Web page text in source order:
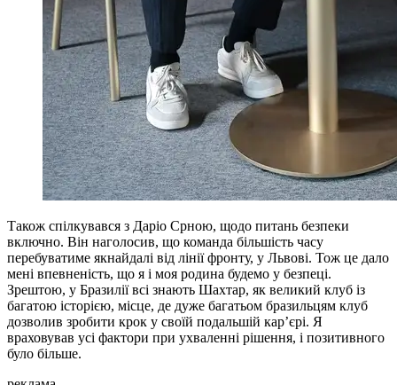
Також спілкувався з Даріо Срною, щодо питань безпеки
включно. Він наголосив, що команда більшість часу
перебуватиме якнайдалі від лінії фронту, у Львові. Тож це дало
мені впевненість, що я і моя родина будемо у безпеці.
Зрештою, у Бразилії всі знають Шахтар, як великий клуб із
багатою історією, місце, де дуже багатьом бразильцям клуб
дозволив зробити крок у своїй подальшій карʼєрі. Я
враховував усі фактори при ухваленні рішення, і позитивного
було більше.